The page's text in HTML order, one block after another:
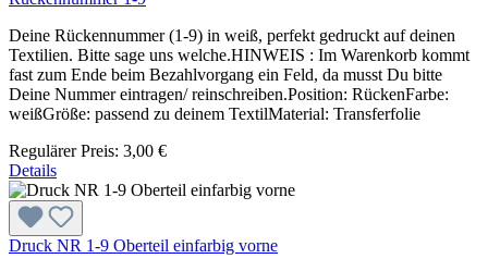
Deine Rückennummer (1-9) in weiß, perfekt gedruckt auf deinen
Textilien. Bitte sage uns welche.HINWEIS : Im Warenkorb kommt
fast zum Ende beim Bezahlvorgang ein Feld, da musst Du bitte
Deine Nummer eintragen/ reinschreiben.Position: RückenFarbe:
weißGröße: passend zu deinem TextilMaterial: Transferfolie
Regulärer Preis: 3,00 €
Details
Druck NR 1-9 Oberteil einfarbig vorne